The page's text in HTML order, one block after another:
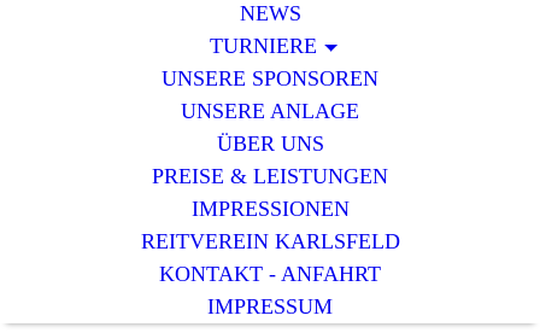
NEWS
TURNIERE
UNSERE SPONSOREN
UNSERE ANLAGE
ÜBER UNS
PREISE & LEISTUNGEN
IMPRESSIONEN
REITVEREIN KARLSFELD
KONTAKT - ANFAHRT
IMPRESSUM